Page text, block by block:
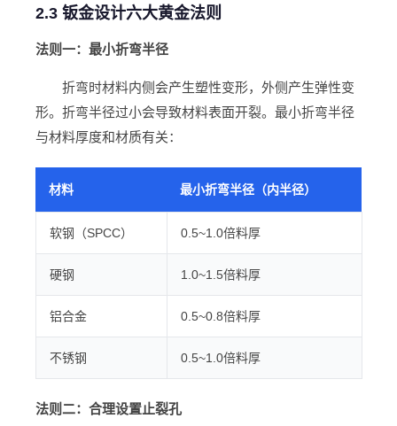
2.3 钣金设计六大黄金法则
法则一：最小折弯半径
折弯时材料内侧会产生塑性变形，外侧产生弹性变
形。折弯半径过小会导致材料表面开裂。最小折弯半径
与材料厚度和材质有关：
材料 最小折弯半径（内半径）
软钢（SPCC） 0.5~1.0倍料厚
硬钢 1.0~1.5倍料厚
铝合金 0.5~0.8倍料厚
不锈钢 0.5~1.0倍料厚
法则二：合理设置止裂孔